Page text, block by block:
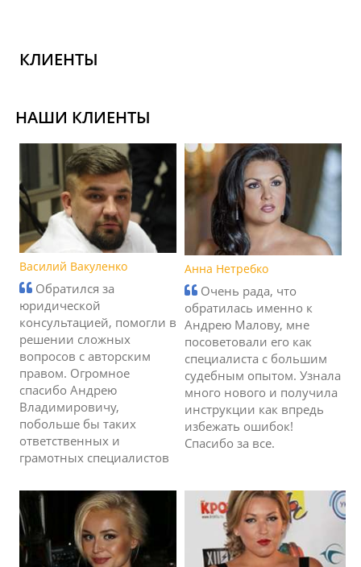
КЛИЕНТЫ
НАШИ КЛИЕНТЫ
Василий Вакуленко
Обратился за
юридической
консультацией, помогли в
решении сложных
вопросов с авторским
правом. Огромное
спасибо Андрею
Владимировичу,
побольше бы таких
ответственных и
грамотных специалистов
Анна Нетребко
Очень рада, что
обратилась именно к
Андрею Малову, мне
посоветовали его как
специалиста с большим
судебным опытом. Узнала
много нового и получила
инструкции как впредь
избежать ошибок!
Спасибо за все.